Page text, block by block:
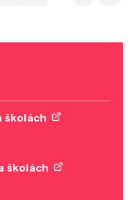
školách
školách